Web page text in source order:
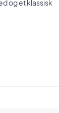
og et klassisk